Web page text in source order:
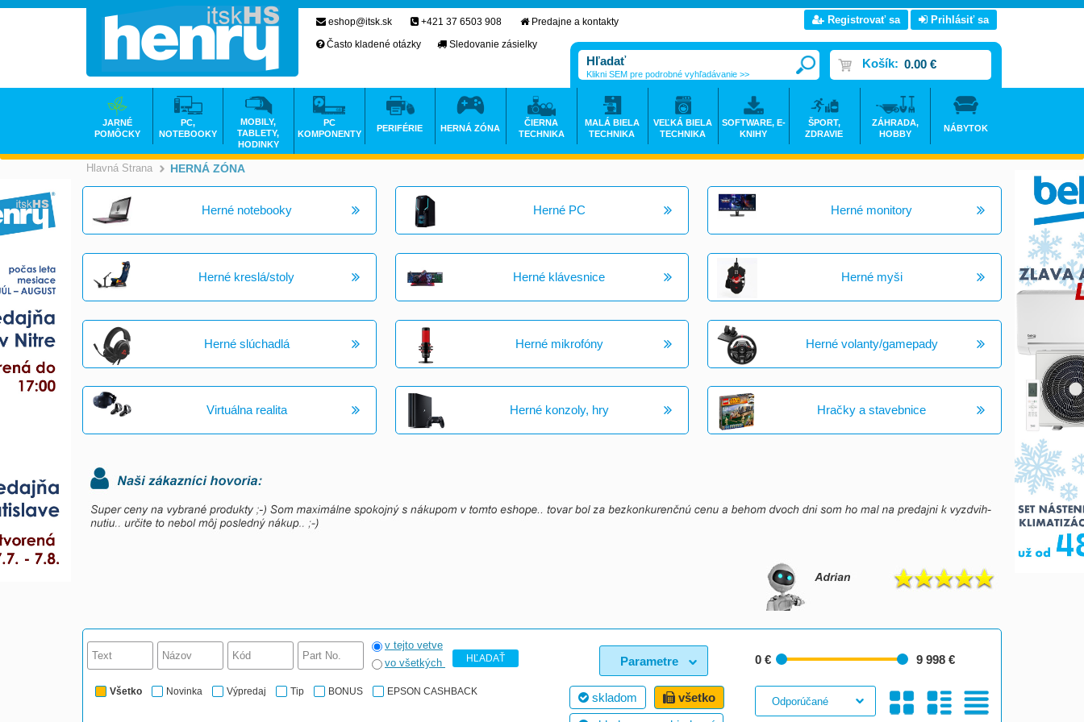
Hlavná Strana >
HERNÁ ZÓNA
Herné notebooky Herné PC Herné monitory
Herné kreslá/stoly Herné klávesnice Herné myši
Herné slúchadlá Herné mikrofóny Herné volanty/gamepady
Virtuálna realita Herné konzoly, hry Hračky a stavebnice
0 € 9 998 €
skladom
všetko
Parametre
v tejto vetve
vo všetkých
HĽADAŤ
Všetko Novinka Výpredaj Tip BONUS EPSON CASHBACK
eshop@itsk.sk +421 37 6503 908
Predajne a kontakty
Často kladené otázky
Sledovanie zásielky
Registrovať sa Prihlásiť sa
Košík: 0.00 €
Klikni SEM pre podrobné vyhľadávanie >>
JARNÉ
POMÔCKY
PC,
NOTEBOOKY
MOBILY,
TABLETY,
HODINKY
PC
KOMPONENTY
PERIFÉRIE HERNÁ ZÓNA
ČIERNA
TECHNIKA
MALÁ BIELA
TECHNIKA
VEĽKÁ BIELA
TECHNIKA
SOFTWARE, E-
KNIHY
ŠPORT,
ZDRAVIE
ZÁHRADA,
HOBBY
NÁBYTOK